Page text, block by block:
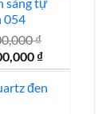
₫.là:
054
₫
₫.
₫Giá
hiện
tại
đen